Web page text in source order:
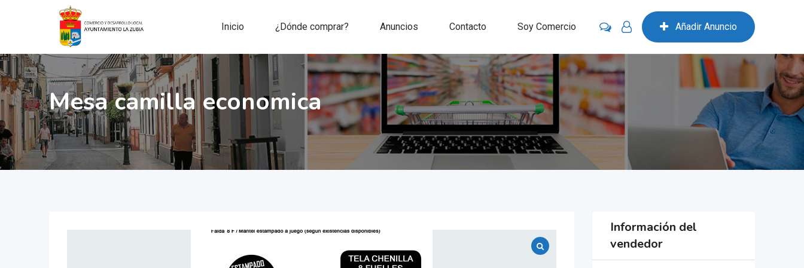
Añadir Anuncio
Inicio ¿Dónde comprar? Anuncios Contacto Soy Comercio
Mesa camilla economica
Información del
vendedor